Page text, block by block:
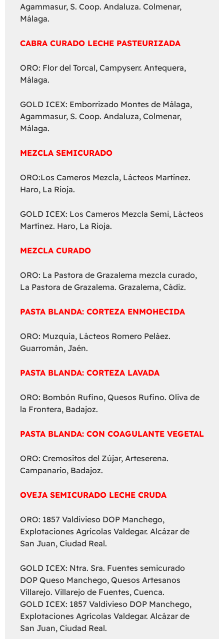
Agammasur, S. Coop. Andaluza. Colmenar,
Málaga.
CABRA CURADO LECHE PASTEURIZADA
ORO: Flor del Torcal, Campyserr. Antequera,
Málaga.
GOLD ICEX: Emborrizado Montes de Málaga,
Agammasur, S. Coop. Andaluza, Colmenar,
Málaga.
MEZCLA SEMICURADO
ORO:Los Cameros Mezcla, Lácteos Martínez.
Haro, La Rioja.
GOLD ICEX: Los Cameros Mezcla Semi, Lácteos
Martínez. Haro, La Rioja.
MEZCLA CURADO
ORO: La Pastora de Grazalema mezcla curado,
La Pastora de Grazalema. Grazalema, Cádiz.
PASTA BLANDA: CORTEZA ENMOHECIDA
ORO: Muzquia, Lácteos Romero Peláez.
Guarromán, Jaén.
PASTA BLANDA: CORTEZA LAVADA
ORO: Bombón Rufino, Quesos Rufino. Oliva de
la Frontera, Badajoz.
PASTA BLANDA: CON COAGULANTE VEGETAL
ORO: Cremositos del Zújar, Arteserena.
Campanario, Badajoz.
OVEJA SEMICURADO LECHE CRUDA
ORO: 1857 Valdivieso DOP Manchego,
Explotaciones Agrícolas Valdegar. Alcázar de
San Juan, Ciudad Real.
GOLD ICEX: Ntra. Sra. Fuentes semicurado
DOP Queso Manchego, Quesos Artesanos
Villarejo. Villarejo de Fuentes, Cuenca.
GOLD ICEX: 1857 Valdivieso DOP Manchego,
Explotaciones Agrícolas Valdegar. Alcázar de
San Juan, Ciudad Real.